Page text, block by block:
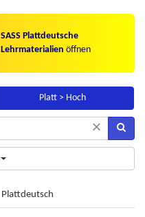
SASS Plattdeutsche
Lehrmaterialien öffnen
Platt > Hoch
×
Plattdeutsch